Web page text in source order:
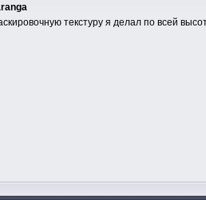
текстуру я делал по всей